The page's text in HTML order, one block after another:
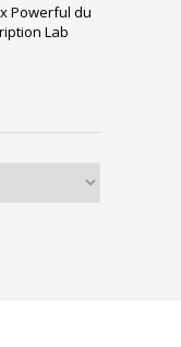
Powerful du
Lab